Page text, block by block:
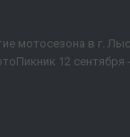
мотосезона в г.
12